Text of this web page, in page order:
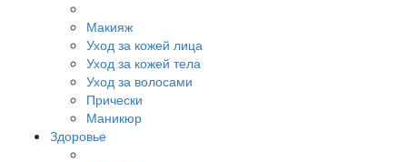
Макияж
Уход за кожей лица
Уход за кожей тела
Уход за волосами
Прически
Маникюр
Здоровье